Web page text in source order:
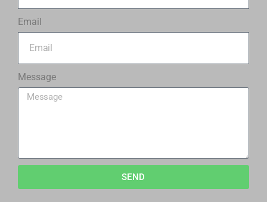
Email
Message
SEND